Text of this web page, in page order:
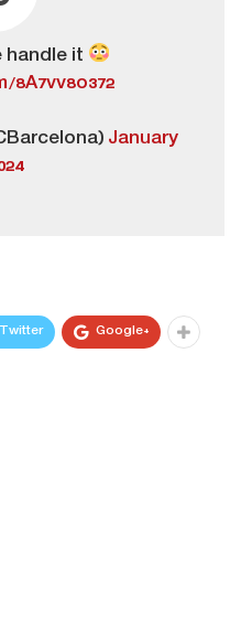
handle it
8A7vv8o372
January
Twitter Google+